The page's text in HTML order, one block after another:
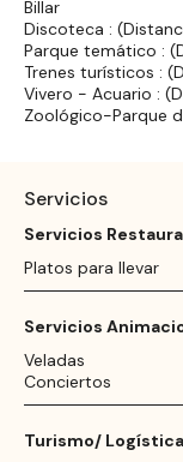
Billar
Discoteca :
Parque temático :
Trenes turísticos :
Vivero - Acuario :
Zoológico-Parque
Servicios
Servicios
Platos para llevar
Servicios
Veladas
Conciertos
Turismo/ Logística